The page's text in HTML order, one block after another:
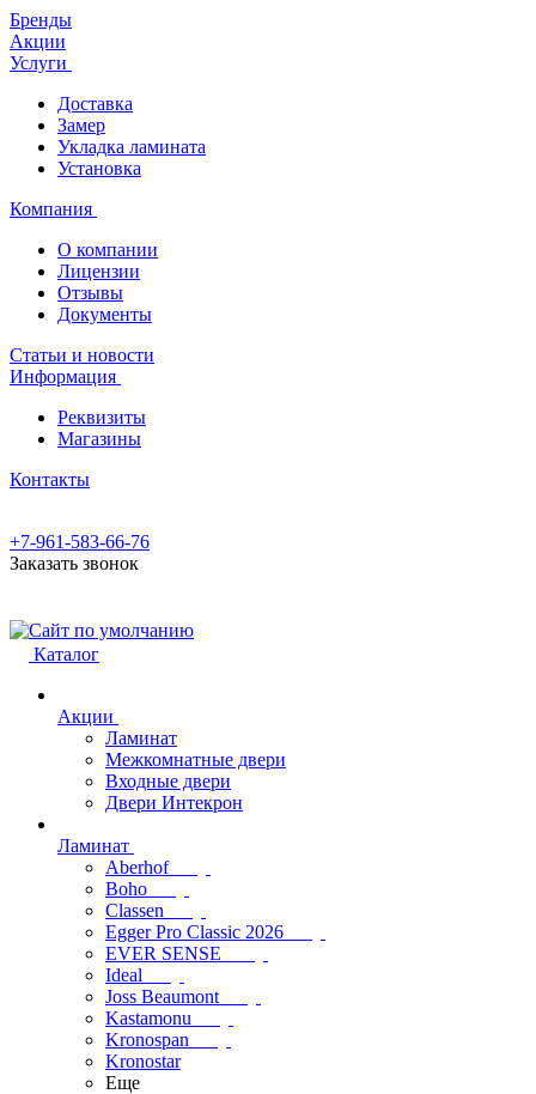
Бренды
Акции
Услуги
Доставка
Замер
Укладка ламината
Установка
Компания
О компании
Лицензии
Отзывы
Документы
Статьи и новости
Информация
Реквизиты
Магазины
Контакты
+7-961-583-66-76
Заказать звонок
Каталог
Акции
Ламинат
Межкомнатные двери
Входные двери
Двери Интекрон
Ламинат
Aberhof
Boho
Classen
Egger Pro Classic 2026
EVER SENSE
Ideal
Joss Beaumont
Kastamonu
Kronospan
Kronostar
Еще